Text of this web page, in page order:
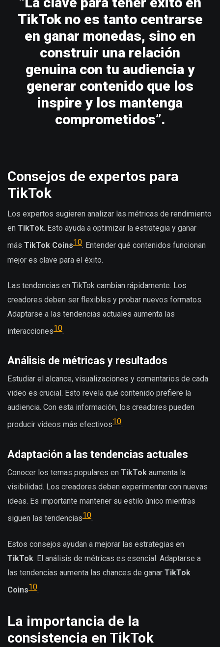
TikTok no es tanto centrarse
en ganar monedas, sino en
construir una relación
genuina con tu audiencia y
generar contenido que los
inspire y los mantenga
comprometidos”.
Consejos de expertos para
TikTok
Los expertos sugieren analizar las métricas de rendimiento
en TikTok. Esto ayuda a optimizar la estrategia y ganar
más TikTok Coins10. Entender qué contenidos funcionan
mejor es clave para el éxito.
Las tendencias en TikTok cambian rápidamente. Los
creadores deben ser flexibles y probar nuevos formatos.
Adaptarse a las tendencias actuales aumenta las
interacciones10.
Análisis de métricas y resultados
Estudiar el alcance, visualizaciones y comentarios de cada
video es crucial. Esto revela qué contenido prefiere la
audiencia. Con esta información, los creadores pueden
producir videos más efectivos10.
Adaptación a las tendencias actuales
Conocer los temas populares en TikTok aumenta la
visibilidad. Los creadores deben experimentar con nuevas
ideas. Es importante mantener su estilo único mientras
siguen las tendencias10.
Estos consejos ayudan a mejorar las estrategias en
TikTok. El análisis de métricas es esencial. Adaptarse a
las tendencias aumenta las chances de ganar TikTok
Coins10.
La importancia de la
consistencia en TikTok